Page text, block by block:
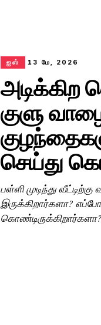
ஐஸ் 13 மே, 2026
அடிக்கிற
குளு
செய்து
பள்ளி முடிந்து
இருக்கிறார்களா?